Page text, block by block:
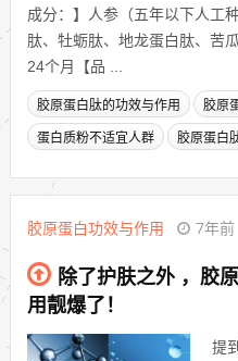
成分：】人参（五年以下人工
肽、牡蛎肽、地龙蛋白肽、苦
24个月【品 ...
胶原蛋白肽的功效与作用 胶原
蛋白质粉不适宜人群 胶原蛋白
胶原蛋白功效与作用 7年前
除了护肤之外 ，胶
用靓爆了！
提